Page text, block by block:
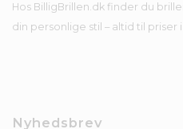
Hos BilligBrillen.dk finder du
din personlige stil – altid til priser
Nyhedsbrev